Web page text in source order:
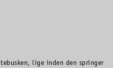
lige inden den springer